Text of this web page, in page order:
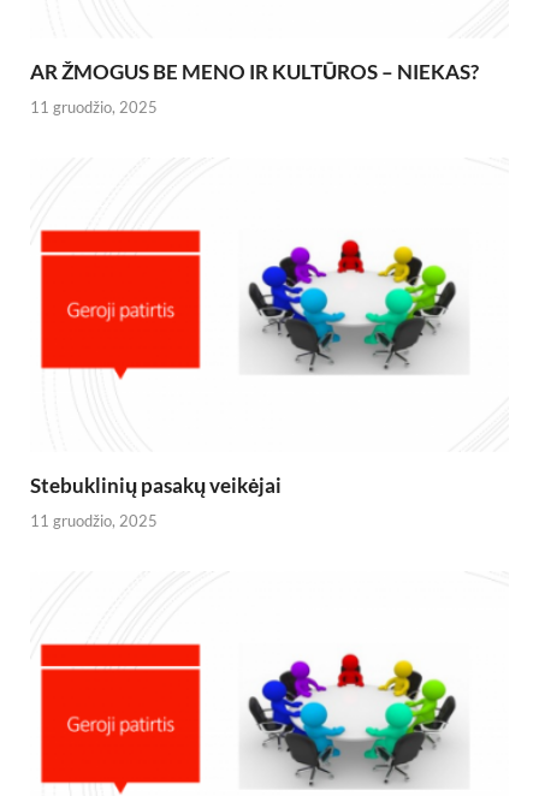
AR ŽMOGUS BE MENO IR KULTŪROS – NIEKAS?
11 gruodžio, 2025
Stebuklinių pasakų veikėjai
11 gruodžio, 2025